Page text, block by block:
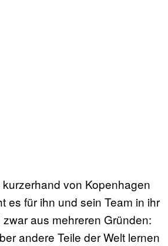
kurzerhand von Kopenhagen
es für ihn und sein Team in ihr
aus mehreren Gründen:
andere Teile der Welt lernen